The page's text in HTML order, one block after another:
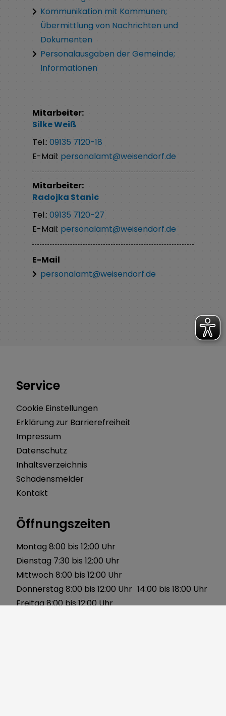
Kommunikation mit Kommunen;
Übermittlung von Nachrichten und
Dokumenten
Personalausgaben der Gemeinde;
Informationen
Mitarbeiter:
SilkeWeiß
Tel.: 09135 7120-18
E-Mail: personalamt@weisendorf.de
Mitarbeiter:
Radojka Stanic
Tel.: 09135 7120-27
E-Mail: personalamt@weisendorf.de
E-Mail
personalamt@weisendorf.de
Service
Cookie Einstellungen
Erklärung zur Barrierefreiheit
Impressum
Datenschutz
Inhaltsverzeichnis
Schadensmelder
Kontakt
Öffnungszeiten
Montag 8:00 bis 12:00 Uhr
Dienstag 7:30 bis 12:00 Uhr
Mittwoch 8:00 bis 12:00 Uhr
Donnerstag 8:00 bis 12:00 Uhr 14:00 bis 18:00 Uhr
Freitag 8:00 bis 12:00 Uhr